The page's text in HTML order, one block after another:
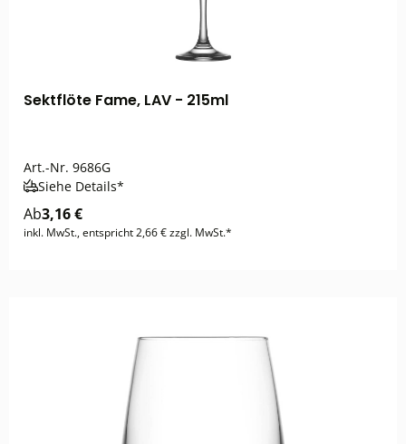
Sektflöte Fame, LAV - 215ml
Art.-Nr. 9686G
Siehe Details*
Ab3,16 €
inkl. MwSt., entspricht 2,66 € zzgl. MwSt.*